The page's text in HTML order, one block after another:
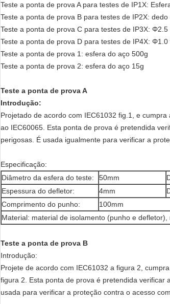
Teste a ponta de prova A para testes de IP1X:
Teste a ponta de prova B para testes de IP2X:
Teste a ponta de prova C para testes de IP3X:
Teste a ponta de prova D para testes de IP4X:
Teste a ponta de prova 1: esfera do aço 500g
Teste a ponta de prova 2: esfera do aço 15g
Teste a ponta de prova A
Introdução:
Projetado de acordo com IEC61032 fig.1, e
ao IEC60065. Esta ponta de prova é pretendida
perigosas. É usada igualmente para verificar a
Especificação:
Diâmetro da esfera do teste:
50mm
Espessura do defletor:
4mm
Comprimento do punho:
100mm
Material: material de isolamento (punho e
Teste a ponta de prova B
Introdução:
Projete de acordo com IEC61032 a figura 2,
figura 2. Esta ponta de prova é pretendida verificar
usada para verificar a proteção contra o acesso